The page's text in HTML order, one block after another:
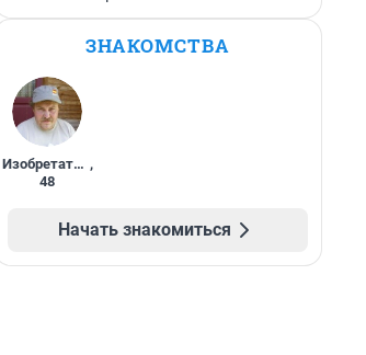
ЗНАКОМСТВА
Изобретатель ,
48
Начать знакомиться